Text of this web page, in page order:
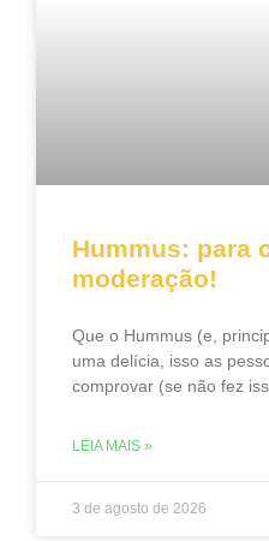
Hummus: para
moderação!
Que o Hummus (e,
uma delícia, isso as
comprovar (se não fez
LEIA MAIS »
3 de agosto de 2026